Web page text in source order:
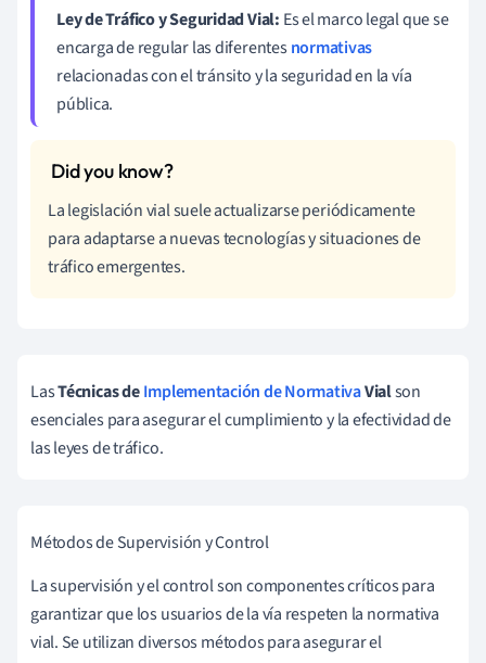
Ley de Tráfico y Seguridad Vial: Es el marco legal que se
encarga de regular las diferentesnormativas
relacionadas con el tránsito y la seguridad en la vía
pública.
La legislación vial suele actualizarse periódicamente
para adaptarse a nuevas tecnologías y situaciones de
tráfico emergentes.
LasTécnicas deImplementación de NormativaVialson
esenciales para asegurar el cumplimiento y la efectividad de
las leyes de tráfico.
Métodos de Supervisión y Control
La supervisión y el control son componentes críticos para
garantizar que los usuarios de la vía respeten la normativa
vial. Se utilizan diversos métodos para asegurar el